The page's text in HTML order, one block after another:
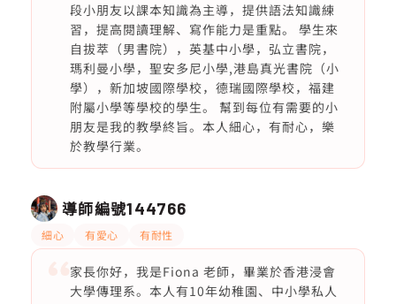
段小朋友以課本知識為主導，提供語法知識練
習，提高閱讀理解、寫作能力是重點。 學生來
自拔萃（男書院），英基中小學，弘立書院，
瑪利曼小學，聖安多尼小學,港島真光書院（小
學），新加坡國際學校，德瑞國際學校，福建
附屬小學等學校的學生。 幫到每位有需要的小
朋友是我的教學終旨。本人細心，有耐心，樂
於教學行業。
導師編號144766
細心 有愛心 有耐性
家長你好，我是Fiona 老師，畢業於香港浸會
大學傳理系。本人有10年幼稚園、中小學私人